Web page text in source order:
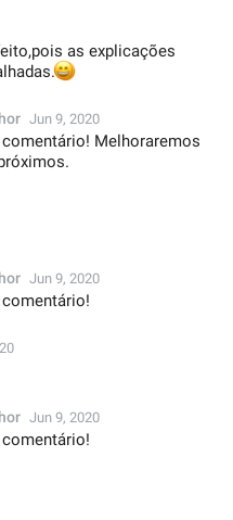
as explicações
Jun 9, 2020
Melhoraremos
Jun 9, 2020
Jun 9, 2020